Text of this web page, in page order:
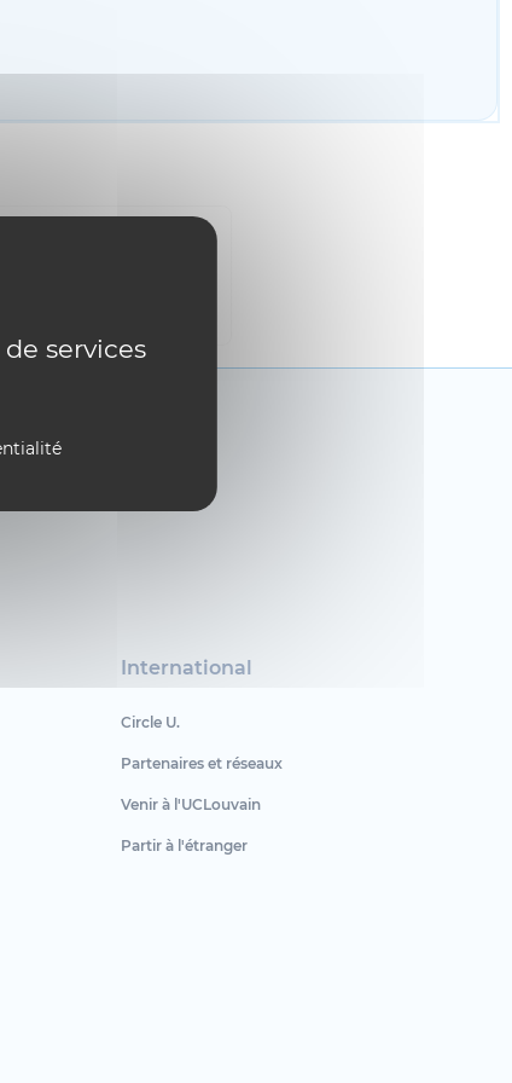
services
International
Circle U.
Partenaires et réseaux
Venir à l'UCLouvain
Partir à l'étranger